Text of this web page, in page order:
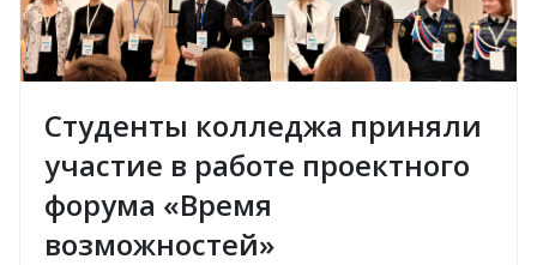
Студенты колледжа приняли
участие в работе проектного
форума «Время
возможностей»